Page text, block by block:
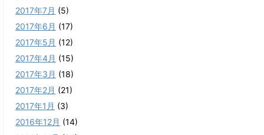
2017年7月 (5)
2017年6月 (17)
2017年5月 (12)
2017年4月 (15)
2017年3月 (18)
2017年2月 (21)
2017年1月 (3)
2016年12月 (14)